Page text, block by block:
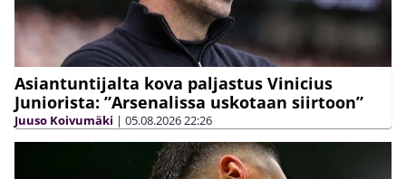
Asiantuntijalta kova paljastus Vinicius
Juniorista: ”Arsenalissa uskotaan siirtoon”
Juuso Koivumäki | 05.08.202622:26